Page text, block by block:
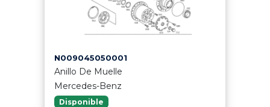
N009045050001
Anillo De Muelle
Mercedes-Benz
Disponible